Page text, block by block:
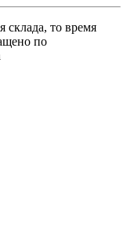
склада, то время
по